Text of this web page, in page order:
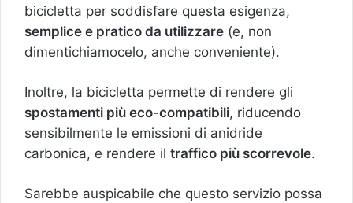
bicicletta per soddisfare questa esigenza,
semplice e pratico da utilizzare (e, non
dimentichiamocelo, anche conveniente).
Inoltre, la bicicletta permette di rendere gli
spostamenti più eco-compatibili, riducendo
sensibilmente le emissioni di anidride
carbonica, e rendere il traffico più scorrevole.
Sarebbe auspicabile che questo servizio possa